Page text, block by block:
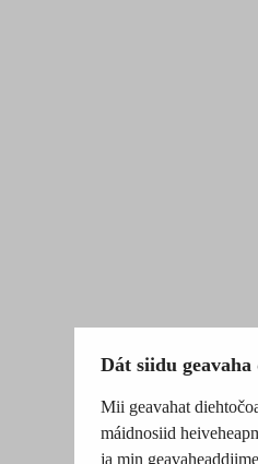
Dát siidu
Mii geavahat
máidnosiid
ja min